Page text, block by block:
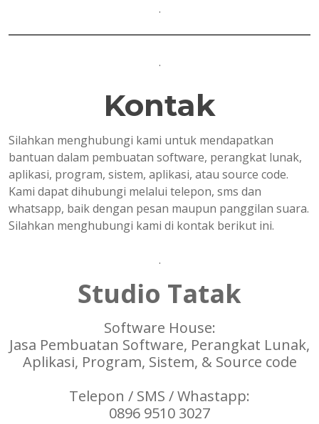
.
.
Kontak
Silahkan menghubungi kami untuk mendapatkan
bantuan dalam pembuatan software, perangkat lunak,
aplikasi, program, sistem, aplikasi, atau source code.
Kami dapat dihubungi melalui telepon, sms dan
whatsapp, baik dengan pesan maupun panggilan suara.
Silahkan menghubungi kami di kontak berikut ini.
.
Studio Tatak
Software House:
Jasa Pembuatan Software, Perangkat Lunak,
Aplikasi, Program, Sistem, & Source code
Telepon / SMS / Whastapp:
0896 9510 3027